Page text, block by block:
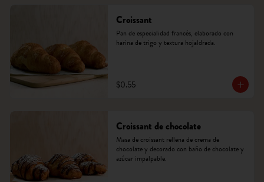
Croissant
Pan de especialidad francés, elaborado con
harina de trigo y textura hojaldrada.
$0.55
Croissant de chocolate
Masa de croissant rellena de crema de
chocolate y decorado con baño de chocolate y
azúcar impalpable.